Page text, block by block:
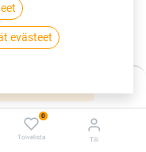
0
Toivelista Tili
6x16
evästeet